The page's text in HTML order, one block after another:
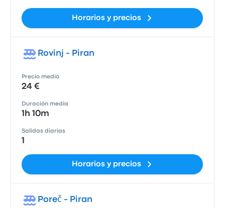
Horarios y precios
Rovinj - Piran
Precio medio
24 €
Duración media
1h 10m
Salidas diarias
1
Horarios y precios
Poreč - Piran